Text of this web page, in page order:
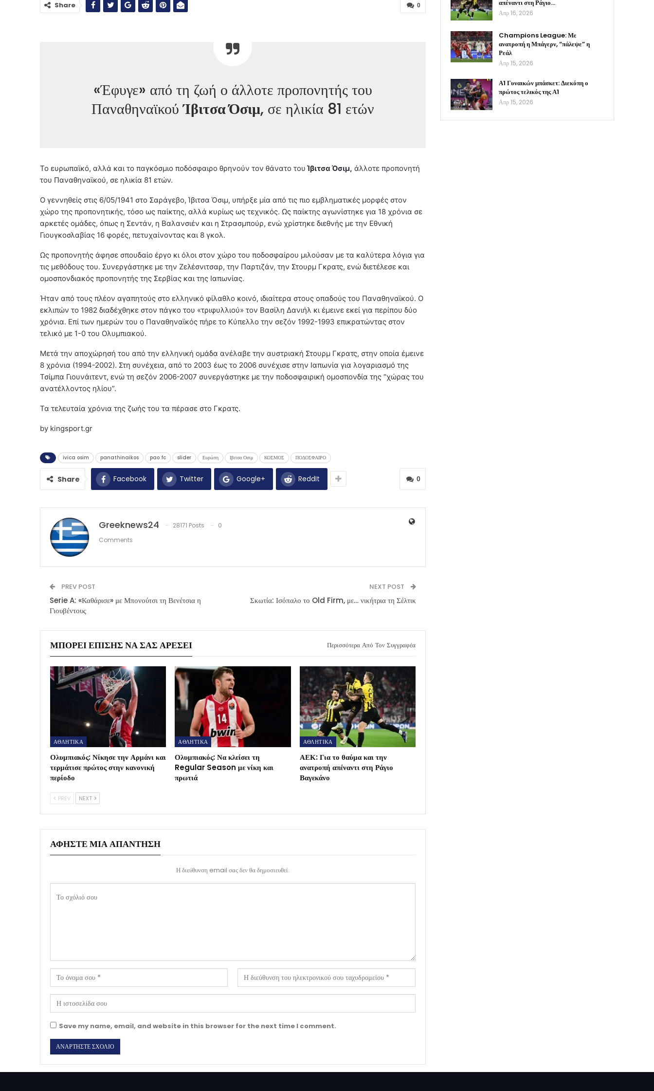
0
Share
«Έφυγε» από τη ζωή ο άλλοτε προπονητής του
ΠαναθηναϊκούΊβιτσα Όσιμ, σε ηλικία 81 ετών
Το ευρωπαϊκό, αλλά και το παγκόσμιο ποδόσφαιρο θρηνούν τον θάνατο του Ίβιτσα Όσιμ, άλλοτε προπονητή
του Παναθηναϊκού, σε ηλικία 81 ετών.
Ο γεννηθείς στις 6/05/1941 στο Σαράγεβο, Ίβιτσα Όσιμ, υπήρξε μία από τις πιο εμβληματικές μορφές στον
χώρο της προπονητικής, τόσο ως παίκτης, αλλά κυρίως ως τεχνικός. Ως παίκτης αγωνίστηκε για 18 χρόνια σε
αρκετές ομάδες, όπως η Σεντάν, η Βαλανσιέν και η Στρασμπούρ, ενώ χρίστηκε διεθνής με την Εθνική
Γιουγκοσλαβίας 16 φορές, πετυχαίνοντας και 8 γκολ.
Ως προπονητής άφησε σπουδαίο έργο κι όλοι στον χώρο του ποδοσφαίρου μιλούσαν με τα καλύτερα λόγια για
τις μεθόδους του. Συνεργάστηκε με την Ζελέσνιτσαρ, την Παρτιζάν, την Στουρμ Γκρατς, ενώ διετέλεσε και
ομοσπονδιακός προπονητής της Σερβίας και της Ιαπωνίας.
Ήταν από τους πλέον αγαπητούς στο ελληνικό φίλαθλο κοινό, ιδιαίτερα στους οπαδούς του Παναθηναϊκού. Ο
εκλιπών το 1982 διαδέχθηκε στον πάγκο του «τριφυλλιού» τον Βασίλη Δανιήλ κι έμεινε εκεί για περίπου δύο
χρόνια. Επί των ημερών του ο Παναθηναϊκός πήρε το Κύπελλο την σεζόν 1992-1993 επικρατώντας στον
τελικό με 1-0 του Ολυμπιακού.
Μετά την αποχώρησή του από την ελληνική ομάδα ανέλαβε την αυστριακή Στουρμ Γκρατς, στην οποία έμεινε
8 χρόνια (1994-2002). Στη συνέχεια, από το 2003 έως το 2006 συνέχισε στην Ιαπωνία για λογαριασμό της
Τσίμπα Γιουνάιτεντ, ενώ τη σεζόν 2006-2007 συνεργάστηκε με την ποδοσφαιρική ομοσπονδία της “χώρας του
ανατέλλοντος ηλίου”.
Τα τελευταία χρόνια της ζωής του τα πέρασε στο Γκρατς.
by kingsport.gr
ivica osim panathinaikos pao fc slider Ευρώπη Ιβιτσα Οσιμ ΚΟΣΜΟΣ ΠΟΔΟΣΦΑΙΡΟ
0
Share Facebook Twitter Google+ ReddIt
Greeknews24 28171 Posts
0
Comments
PREV POST
Serie A: «Καθάρισε» με Μπονούτσι τη Βενέτσια η
Γιουβέντους
NEXT POST
Σκωτία: Ισόπαλο το Old Firm, με… νικήτρια τη Σέλτικ
ΜΠΟΡΕΊ ΕΠΊΣΗΣ ΝΑ ΣΑΣ ΑΡΈΣΕΙ Περισσότερα Από Τον Συγγραφέα
ΑΘΛΗΤΙΚΑ
Ολυμπιακός: Νίκησε την Αρμάνι και
τερμάτισε πρώτος στην κανονική
περίοδο
ΑΘΛΗΤΙΚΑ
Ολυμπιακός: Να κλείσει τη
Regular Season με νίκη και
πρωτιά
ΑΘΛΗΤΙΚΑ
ΑΕΚ: Για το θαύμα και την
ανατροπή απέναντι στη Ράγιο
Βαγεκάνο
PREV NEXT
ΑΦΉΣΤΕ ΜΙΑ ΑΠΆΝΤΗΣΗ
Η διεύθυνση email σας δεν θα δημοσιευθεί.
Save my name, email, and website in this browser for the next time I comment.
απέναντι στη Ράγιο…
Απρ 16, 2026
Champions League: Με
ανατροπή η Μπάγερν, “πάλεψε” η
Ρεάλ
Απρ 15, 2026
Α1 Γυναικών μπάσκετ: Διεκόπη ο
πρώτος τελικός της Α1
Απρ 15, 2026